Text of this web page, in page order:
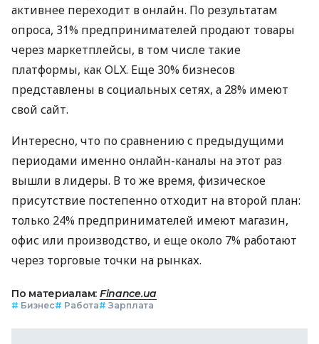
активнее переходит в онлайн. По результатам
опроса, 31% предпринимателей продают товары
через маркетплейсы, в том числе такие
платформы, как OLX. Еще 30% бизнесов
представлены в социальных сетях, а 28% имеют
свой сайт.
Интересно, что по сравнению с предыдущими
периодами именно онлайн-каналы на этот раз
вышли в лидеры. В то же время, физическое
присутствие постепенно отходит на второй план:
только 24% предпринимателей имеют магазин,
офис или производство, и еще около 7% работают
через торговые точки на рынках.
По материалам: Finance.ua
# Бизнес# Работа# Зарплата